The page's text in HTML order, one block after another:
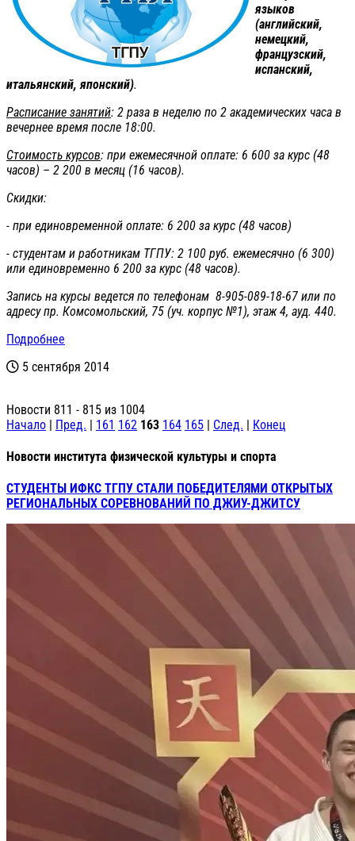
языков
(английский,
немецкий,
французский,
испанский,
итальянский, японский).
Расписание занятий: 2 раза в неделю по 2 академических часа в
вечернее время после 18:00.
Стоимость курсов: при ежемесячной оплате: 6 600 за курс (48
часов) – 2 200 в месяц (16 часов).
Скидки:
- при единовременной оплате: 6 200 за курс (48 часов)
- студентам и работникам ТГПУ: 2 100 руб. ежемесячно (6 300)
или единовременно 6 200 за курс (48 часов).
Запись на курсы ведется по телефонам 8-905-089-18-67 или по
адресу пр. Комсомольский, 75 (уч. корпус №1), этаж 4, ауд. 440.
Подробнее
5 сентября 2014
Новости 811 - 815 из 1004
Начало | Пред. | 161 162 163 164 165 | След. | Конец
Новости института физической культуры и спорта
СТУДЕНТЫ ИФКС ТГПУ СТАЛИ ПОБЕДИТЕЛЯМИ ОТКРЫТЫХ
РЕГИОНАЛЬНЫХ СОРЕВНОВАНИЙ ПО ДЖИУ-ДЖИТСУ